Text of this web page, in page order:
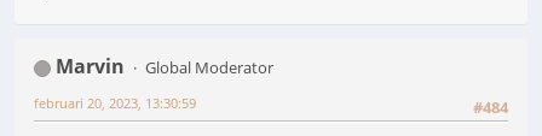
Marvin
Global Moderator
#484
februari 20, 2023, 13:30:59